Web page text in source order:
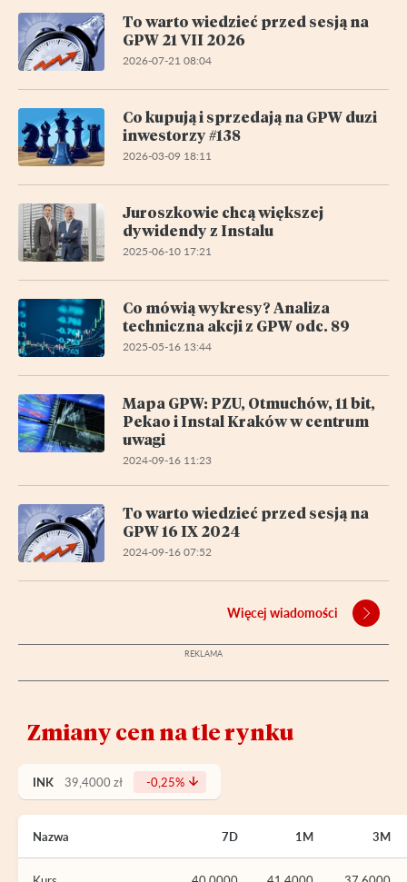
To warto wiedzieć przed sesją na
GPW 21 VII 2026
2026-07-21 08:04
Co kupują i sprzedają na GPW duzi
inwestorzy #138
2026-03-09 18:11
Juroszkowie chcą większej
dywidendy z Instalu
2025-06-10 17:21
Co mówią wykresy? Analiza
techniczna akcji z GPW odc. 89
2025-05-16 13:44
Mapa GPW: PZU, Otmuchów, 11 bit,
Pekao i Instal Kraków w centrum
uwagi
2024-09-16 11:23
To warto wiedzieć przed sesją na
GPW 16 IX 2024
2024-09-16 07:52
Więcej wiadomości
Zmiany cen na tle rynku
INK 39,4000 zł -0,25%
Nazwa 7D 1M 3M